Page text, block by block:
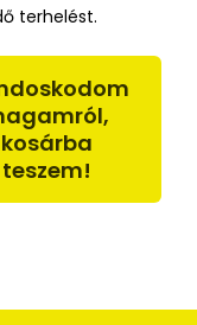
terhelést.
kosárba
teszem!